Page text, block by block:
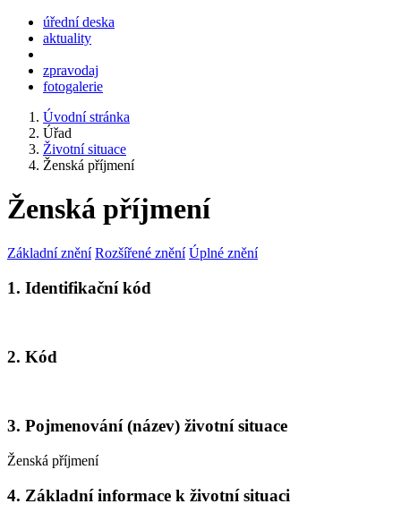
úřední deska
aktuality
zpravodaj
fotogalerie
Úvodní stránka
Úřad
Životní situace
Ženská příjmení
Ženská příjmení
Základní znění Rozšířené znění Úplné znění
1. Identifikační kód
2. Kód
3. Pojmenování (název) životní situace
Ženská příjmení
4. Základní informace k životní situaci